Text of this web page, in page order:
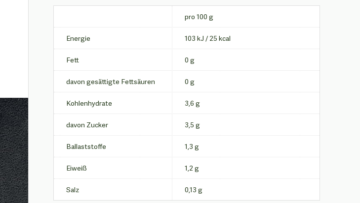
pro 100 g
Energie 103 kJ / 25 kcal
Fett 0 g
davon gesättigte Fettsäuren 0 g
Kohlenhydrate 3,6 g
davon Zucker 3,5 g
Ballaststoffe 1,3 g
Eiweiß 1,2 g
Salz 0,13 g